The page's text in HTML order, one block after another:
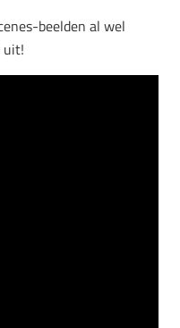
beelden al wel
uit!